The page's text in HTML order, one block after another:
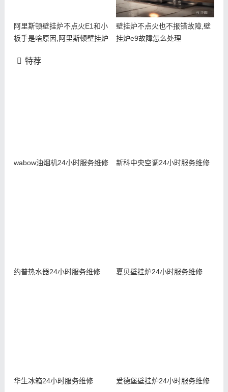
阿里斯顿壁挂炉不点火E1和小
板手是啥原因,阿里斯顿壁挂炉
壁挂炉不点火也不报错故障,壁
挂炉e9故障怎么处理
特荐
wabow油烟机24小时服务维修 新科中央空调24小时服务维修
约普热水器24小时服务维修 夏贝壁挂炉24小时服务维修
华生冰箱24小时服务维修 爱德堡壁挂炉24小时服务维修